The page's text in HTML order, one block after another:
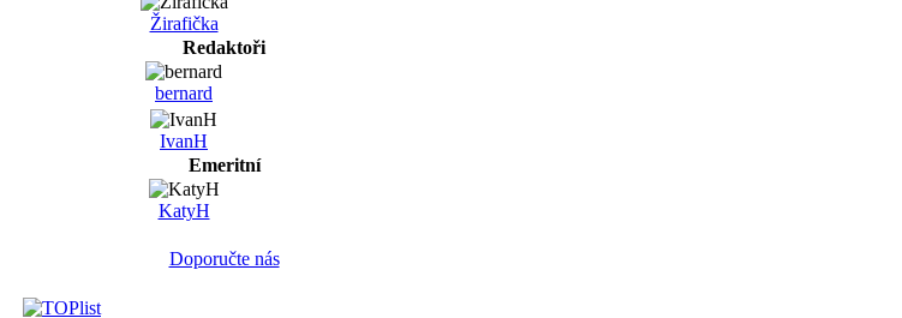
Žirafička
Redaktoři
bernard
IvanH
Emeritní
KatyH
Doporučte nás